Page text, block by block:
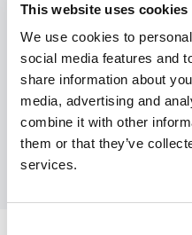
This website uses cookies
We use cookies to
social media features and
share information about
media, advertising and
combine it with other
them or that they’ve
services.
Entre em contato
Você pode entrar em
Imprensa e os gestores da
inserindo seus dados de
Enviar